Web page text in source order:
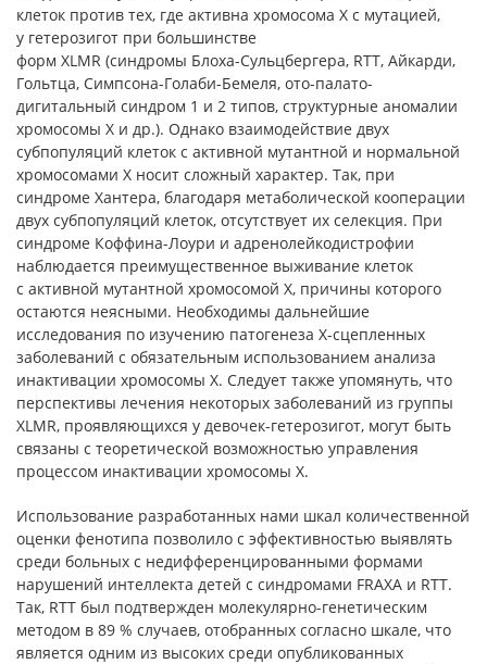
клеток против тех, где активна хромосома Х с мутацией,
у гетерозигот при большинстве
форм XLMR (синдромы Блоха-Сульцбергера, RTT, Айкарди,
Гольтца, Симпсона-Голаби-Бемеля, ото-палато-
дигитальный синдром 1 и 2 типов, структурные аномалии
хромосомы Х и др.). Однако взаимодействие двух
субпопуляций клеток с активной мутантной и нормальной
хромосомами Х носит сложный характер. Так, при
синдроме Хантера, благодаря метаболической кооперации
двух субпопуляций клеток, отсутствует их селекция. При
синдроме Коффина-Лоури и адренолейкодистрофии
наблюдается преимущественное выживание клеток
с активной мутантной хромосомой Х, причины которого
остаются неясными. Необходимы дальнейшие
исследования по изучению патогенеза Х-сцепленных
заболеваний с обязательным использованием анализа
инактивации хромосомы Х. Следует также упомянуть, что
перспективы лечения некоторых заболеваний из группы
ХLMR, проявляющихся у девочек-гетерозигот, могут быть
связаны с теоретической возможностью управления
процессом инактивации хромосомы Х.
Использование разработанных нами шкал количественной
оценки фенотипа позволило с эффективностью выявлять
среди больных с недифференцированными формами
нарушений интеллекта детей с синдромами FRAXA и RTT.
Так, RTT был подтвержден молекулярно-генетическим
методом в 89 % случаев, отобранных согласно шкале, что
является одним из высоких среди опубликованных